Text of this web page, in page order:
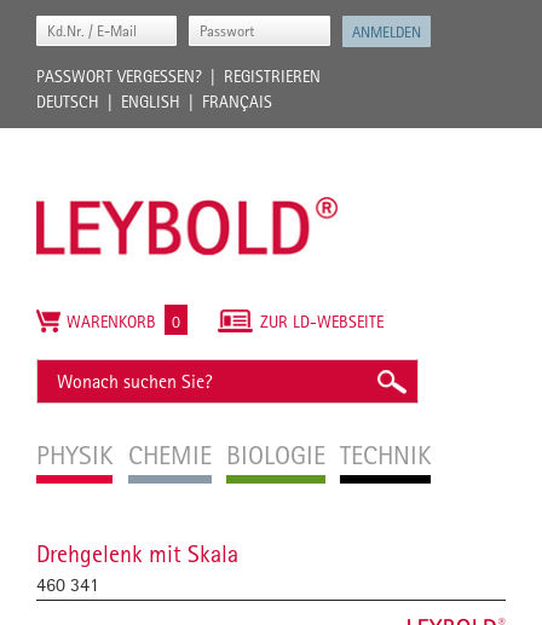
PASSWORT VERGESSEN?
REGISTRIEREN
DEUTSCH
ENGLISH FRANÇAIS
PHYSIK CHEMIE BIOLOGIE TECHNIK
ZUR LD-WEBSEITE
WARENKORB 0
Drehgelenk mit Skala
460 341